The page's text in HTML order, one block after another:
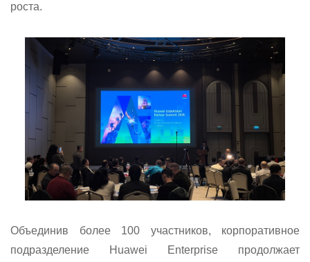
роста.
Объединив более 100 участников, корпоративное
подразделение
Huawei Enterprise продолжает